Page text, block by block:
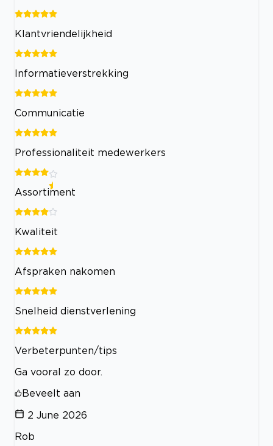
Klantvriendelijkheid
Informatieverstrekking
Communicatie
Professionaliteit medewerkers
Assortiment
Kwaliteit
Afspraken nakomen
Snelheid dienstverlening
Verbeterpunten/tips
Ga vooral zo door.
Beveelt aan
2 June 2026
Rob